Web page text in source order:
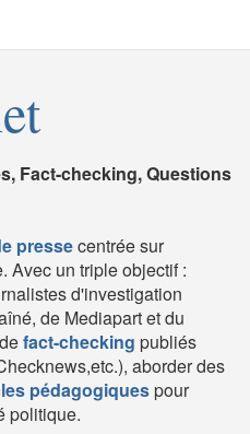
Fact-checking, Questions
pressecentrée sur
Avec un triple objectif :
d'investigation
de Mediapart et du
fact-checking publiés
aborder des
pédagogiquespour
politique.